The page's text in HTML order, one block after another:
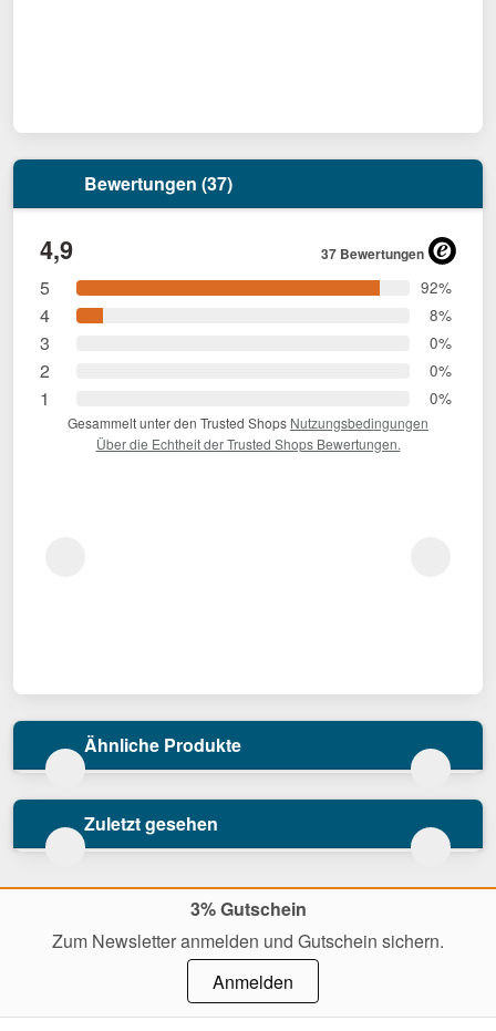
Bewertungen (37)
4,9 37 Bewertungen
5 92%
4 8%
3 0%
2 0%
1 0%
Gesammelt unter den Trusted Shops Nutzungsbedingungen
Über die Echtheit der Trusted Shops Bewertungen.
Ähnliche Produkte
Zuletzt gesehen
3% Gutschein
Zum Newsletter anmelden und Gutschein sichern.
Anmelden